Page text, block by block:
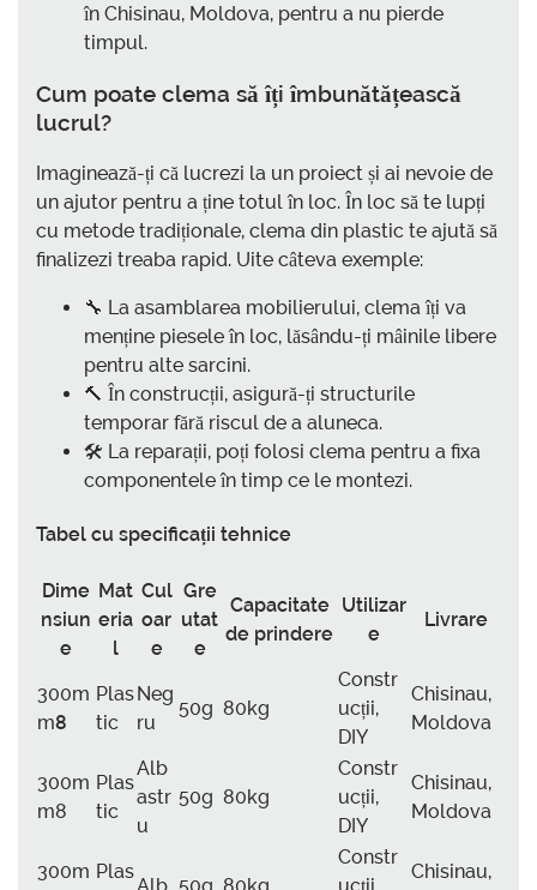
în Chisinau, Moldova, pentru a nu pierde
timpul.
Cum poate clema să îți îmbunătățească
lucrul?
Imaginează-ți că lucrezi la un proiect și ai nevoie de
un ajutor pentru a ține totul în loc. În loc să te lupți
cu metode tradiționale, clema din plastic te ajută să
finalizezi treaba rapid. Uite câteva exemple:
🔧 La asamblarea mobilierului, clema îți va
menține piesele în loc, lăsându-ți mâinile libere
pentru alte sarcini.
🔨 În construcții, asigură-ți structurile
temporar fără riscul de a aluneca.
🛠️ La reparații, poți folosi clema pentru a fixa
componentele în timp ce le montezi.
Tabel cu specificații tehnice
Dime
nsiun
e
Mat
eria
l
Cul
oar
e
Gre
utat
e
Capacitate
de prindere
Utilizar
e
Livrare
300m
m8
Plas
tic
Neg
ru
50g 80kg
Constr
ucții,
DIY
Chisinau,
Moldova
300m
m8
Plas
tic
Alb
astr
u
50g 80kg
Constr
ucții,
DIY
Chisinau,
Moldova
300m Plas
Alb 50g 80kg
Constr
ucții,
Chisinau,